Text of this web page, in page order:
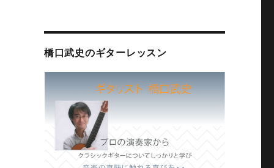
橋口武史のギターレッスン